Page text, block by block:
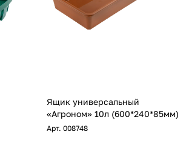
Ящик универсальный
«Агроном» 10л (600*240*85мм)
Арт. 008748